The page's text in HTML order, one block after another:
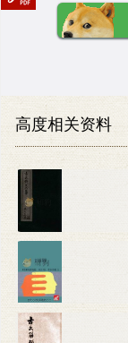
高度相关资料